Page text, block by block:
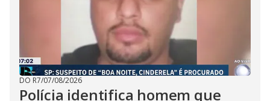
DO R7/07/08/2026
Polícia identifica homem que